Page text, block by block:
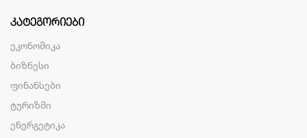
ᲙᲐᲢᲔᲒᲝᲠᲘᲔᲑᲘ
ეკონომიკა
ბიზნესი
ფინანსები
ტურიზმი
ენერგეტიკა